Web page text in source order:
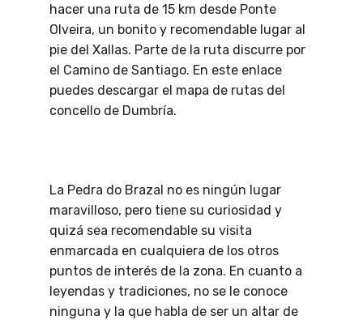
hacer una ruta de 15 km desde Ponte
Olveira, un bonito y recomendable lugar al
pie del Xallas. Parte de la ruta discurre por
el Camino de Santiago. En este enlace
puedes descargar el mapa de rutas del
concello de Dumbría.
La Pedra do Brazal no es ningún lugar
maravilloso, pero tiene su curiosidad y
quizá sea recomendable su visita
enmarcada en cualquiera de los otros
puntos de interés de la zona. En cuanto a
leyendas y tradiciones, no se le conoce
ninguna y la que habla de ser un altar de